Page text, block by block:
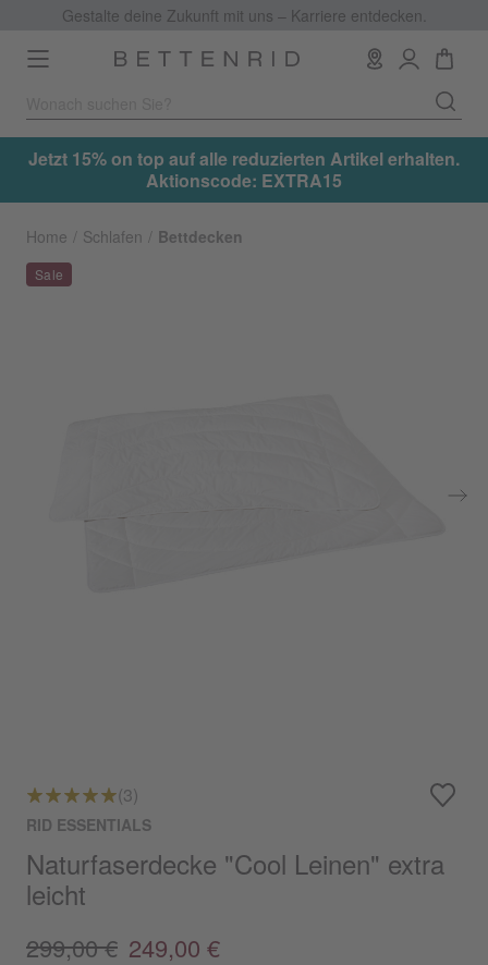
Gestalte deine Zukunft mit uns – Karriere entdecken.
Toggle
navigation
Jetzt 15% on top auf alle reduzierten Artikel erhalten.
Aktionscode: EXTRA15
Home Schlafen Bettdecken
(3)
RID ESSENTIALS
Naturfaserdecke "Cool Leinen" extra
leicht
299,00 € 249,00 €